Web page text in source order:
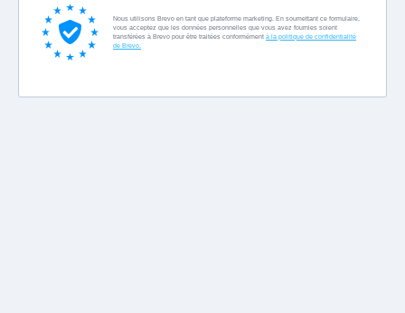
Nous utilisons Brevo en tant que plateforme marketing. En soumettant ce formulaire,
vous acceptez que les données personnelles que vous avez fournies soient
transférées à Brevo pour être traitées conformément à la politique de confidentialité
de Brevo.